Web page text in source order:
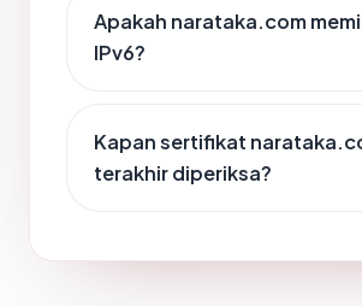
Apakah narataka.com
IPv6?
Kapan sertifikat
terakhir diperiksa?